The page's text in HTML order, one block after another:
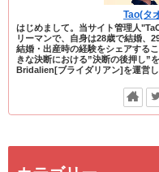
Tao(タ
はじめまして。当サイト管理人
リーマンで、自身は28歳で結婚、
結婚・出産時の経験をシェアする
きな決断における”決断の後押し”
Bridalien[ブライダリアン]を運営し